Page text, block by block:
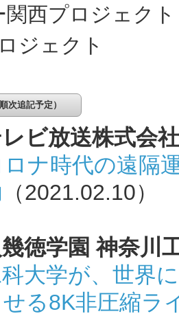
関西プロジェク
ジェクト
次追記予定）
ビ放送株式会
ナ時代の遠隔
（2021.02.10）
徳学園 神奈川
大学が、世界
る8K非圧縮ラ